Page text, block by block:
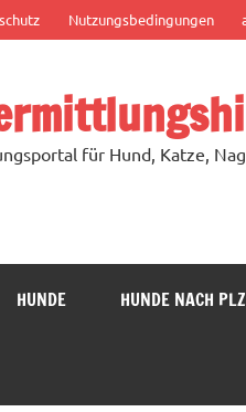
Nutzungsbedingungen
für Hund, Katze,
HUNDE HUNDE NACH PLZ